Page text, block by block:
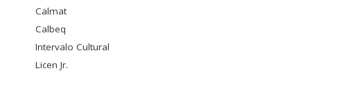
Calmat
Calbeq
Intervalo Cultural
Licen Jr.